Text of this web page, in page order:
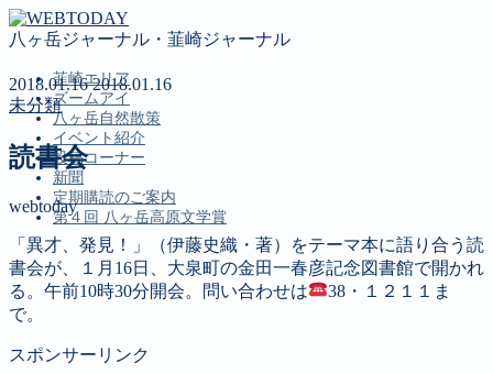
八ヶ岳ジャーナル・韮崎ジャーナル
韮崎エリア
ズームアイ
八ヶ岳自然散策
イベント紹介
投稿コーナー
新聞
定期購読のご案内
第４回 八ヶ岳高原文学賞
MENU
ズームアイ
2018.01.162018.01.16
未分類
読書会
webtoday
「異才、発見！」（伊藤史織・著）をテーマ本に語り合う読
書会が、１月16日、大泉町の金田一春彦記念図書館で開かれ
る。午前10時30分開会。問い合わせは
38・１２１１ま
で。
スポンサーリンク